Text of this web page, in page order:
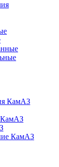
КамАЗ
КамАЗ
КамАЗ